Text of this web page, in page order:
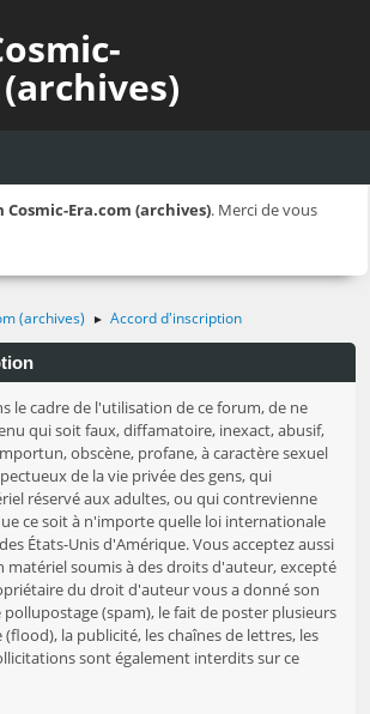
Cosmic-Era.com (archives). Merci de vous
(archives) ► Accord d'inscription
le cadre de l'utilisation de ce forum, de ne
qui soit faux, diffamatoire, inexact, abusif,
obscène, profane, à caractère sexuel
de la vie privée des gens, qui
réservé aux adultes, ou qui contrevienne
ce soit à n'importe quelle loi internationale
États-Unis d'Amérique. Vous acceptez aussi
matériel soumis à des droits d'auteur, excepté
du droit d'auteur vous a donné son
pollupostage (spam), le fait de poster plusieurs
(flood), la publicité, les chaînes de lettres, les
sont également interdits sur ce